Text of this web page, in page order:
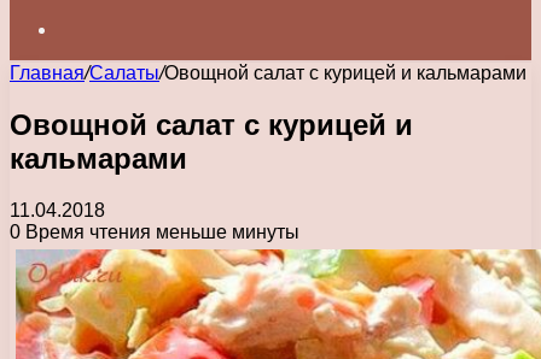
Главная/Салаты/Овощной салат с курицей и кальмарами
Овощной салат с курицей и
кальмарами
11.04.2018
0 Время чтения меньше минуты